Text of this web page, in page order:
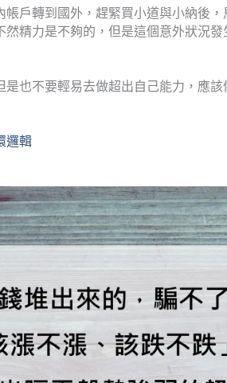
帳戶轉到國外，趕緊買小道與小納後
然精力是不夠的，但是這個意外狀況
是也不要輕易去做超出自己能力，應
邏輯